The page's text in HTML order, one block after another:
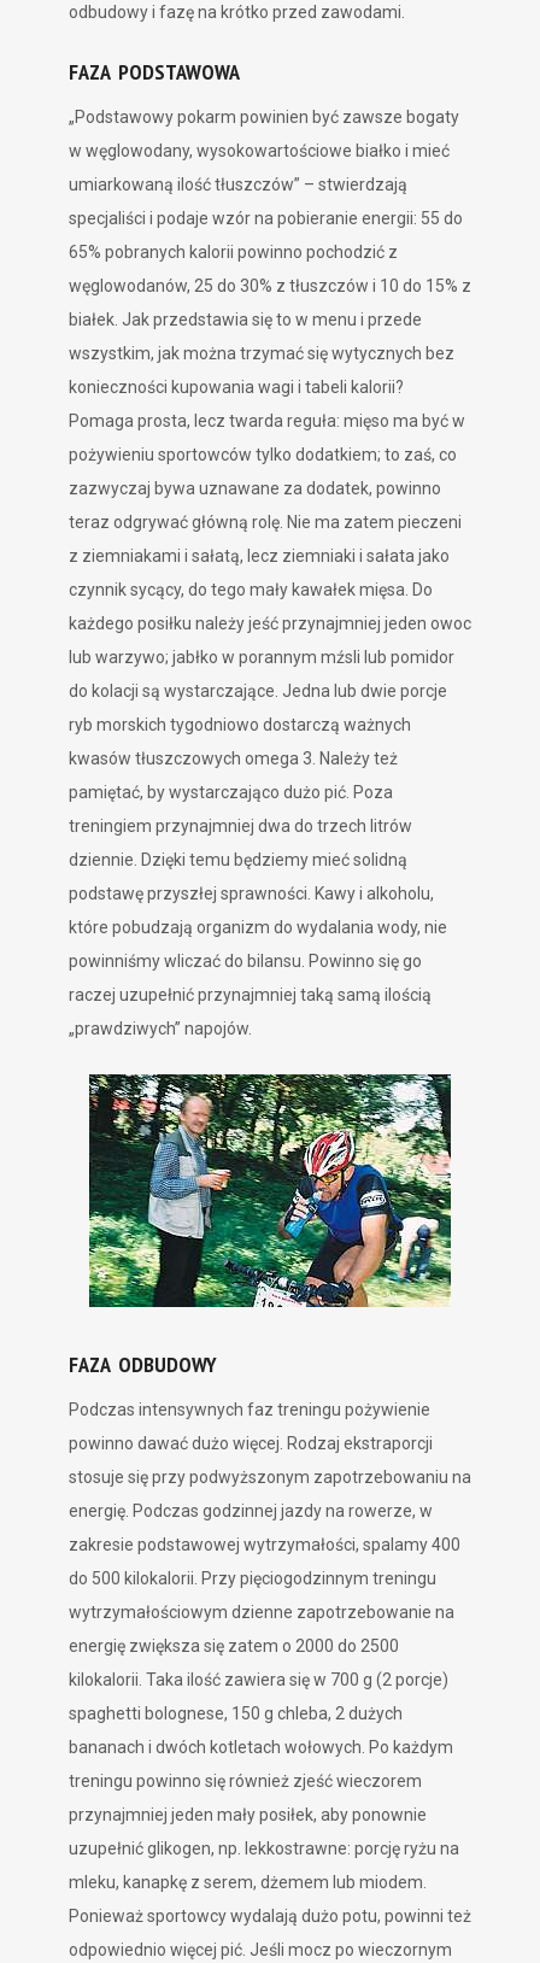
odbudowy i fazę na krótko przed zawodami.
FAZA PODSTAWOWA
„Podstawowy pokarm powinien być zawsze bogaty
w węglowodany, wysokowartościowe białko i mieć
umiarkowaną ilość tłuszczów” – stwierdzają
specjaliści i podaje wzór na pobieranie energii: 55 do
65% pobranych kalorii powinno pochodzić z
węglowodanów, 25 do 30% z tłuszczów i 10 do 15% z
białek. Jak przedstawia się to w menu i przede
wszystkim, jak można trzymać się wytycznych bez
konieczności kupowania wagi i tabeli kalorii?
Pomaga prosta, lecz twarda reguła: mięso ma być w
pożywieniu sportowców tylko dodatkiem; to zaś, co
zazwyczaj bywa uznawane za dodatek, powinno
teraz odgrywać główną rolę. Nie ma zatem pieczeni
z ziemniakami i sałatą, lecz ziemniaki i sałata jako
czynnik sycący, do tego mały kawałek mięsa. Do
każdego posiłku należy jeść przynajmniej jeden owoc
lub warzywo; jabłko w porannym mźsli lub pomidor
do kolacji są wystarczające. Jedna lub dwie porcje
ryb morskich tygodniowo dostarczą ważnych
kwasów tłuszczowych omega 3. Należy też
pamiętać, by wystarczająco dużo pić. Poza
treningiem przynajmniej dwa do trzech litrów
dziennie. Dzięki temu będziemy mieć solidną
podstawę przyszłej sprawności. Kawy i alkoholu,
które pobudzają organizm do wydalania wody, nie
powinniśmy wliczać do bilansu. Powinno się go
raczej uzupełnić przynajmniej taką samą ilością
„prawdziwych” napojów.
FAZA ODBUDOWY
Podczas intensywnych faz treningu pożywienie
powinno dawać dużo więcej. Rodzaj ekstraporcji
stosuje się przy podwyższonym zapotrzebowaniu na
energię. Podczas godzinnej jazdy na rowerze, w
zakresie podstawowej wytrzymałości, spalamy 400
do 500 kilokalorii. Przy pięciogodzinnym treningu
wytrzymałościowym dzienne zapotrzebowanie na
energię zwiększa się zatem o 2000 do 2500
kilokalorii. Taka ilość zawiera się w 700 g (2 porcje)
spaghetti bolognese, 150 g chleba, 2 dużych
bananach i dwóch kotletach wołowych. Po każdym
treningu powinno się również zjeść wieczorem
przynajmniej jeden mały posiłek, aby ponownie
uzupełnić glikogen, np. lekkostrawne: porcję ryżu na
mleku, kanapkę z serem, dżemem lub miodem.
Ponieważ sportowcy wydalają dużo potu, powinni też
odpowiednio więcej pić. Jeśli mocz po wieczornym